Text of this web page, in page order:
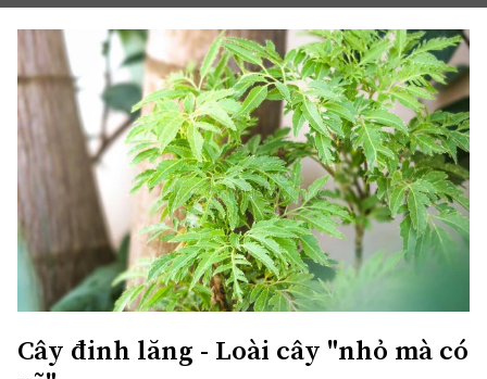
Cây đinh lăng - Loài cây "nhỏ mà có